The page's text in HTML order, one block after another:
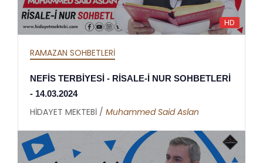
HD
RAMAZAN SOHBETLERİ
NEFİS TERBİYESİ - RİSALE-İ NUR SOHBETLERİ
- 14.03.2024
HİDAYET MEKTEBİ / Muhammed Said Aslan